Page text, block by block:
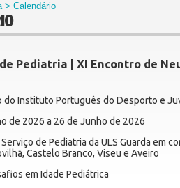
> Calendário
Pediatria | XI Encontro de
do Instituto Português do Desporto e
de 2026 a 26 de Junho de 2026
Serviço de Pediatria da ULS Guarda em
Castelo Branco, Viseu e Aveiro
em Idade Pediátrica